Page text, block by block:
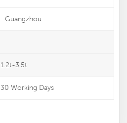
Guangzhou
1.2t-3.5t
30 Working Days